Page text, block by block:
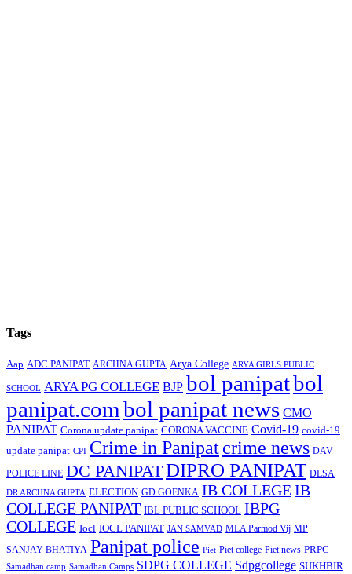
Tags
Aap ADC PANIPAT ARCHNA GUPTA Arya College ARYA GIRLS PUBLIC
SCHOOL ARYA PG COLLEGE BJP bol panipatbol
panipat.combol panipat news CMO
PANIPAT Corona update panipat CORONA VACCINE Covid-19 covid-19
update panipat CPI Crime in Panipatcrime news DAV
POLICE LINE DC PANIPATDIPRO PANIPAT DLSA
DR ARCHNA GUPTA ELECTION GD GOENKA IB COLLEGEIB
COLLEGE PANIPAT IBL PUBLIC SCHOOL IBPG
COLLEGE Iocl IOCL PANIPAT JAN SAMVAD MLA Parmod Vij MP
SANJAY BHATIYA Panipat police Piet Piet college Piet news PRPC
Samadhan camp Samadhan Camps SDPG COLLEGE Sdpgcollege SUKHBIR